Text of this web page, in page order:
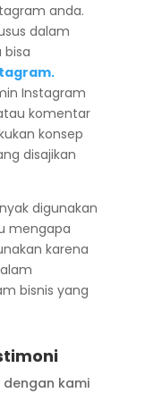
anda.
dalam
bisa
Instagram
komentar
konsep
disajikan
digunakan
mengapa
karena
bisnis yang
kami